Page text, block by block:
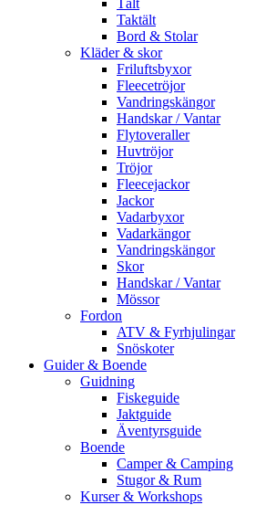
Taktält
Bord & Stolar
Kläder & skor
Friluftsbyxor
Fleecetröjor
Vandringskängor
Handskar / Vantar
Flytoveraller
Huvtröjor
Tröjor
Fleecejackor
Jackor
Vadarbyxor
Vadarkängor
Vandringskängor
Skor
Handskar / Vantar
Mössor
Fordon
ATV & Fyrhjulingar
Snöskoter
Guider & Boende
Guidning
Fiskeguide
Jaktguide
Äventyrsguide
Boende
Camper & Camping
Stugor & Rum
Kurser & Workshops